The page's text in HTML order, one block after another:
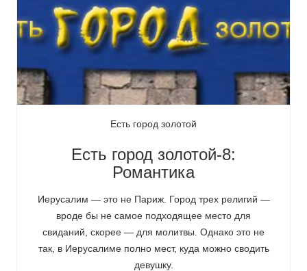
Есть город золотой
Есть город золотой-8:
Романтика
Иерусалим — это не Париж. Город трех религий —
вроде бы не самое подходящее место для
свиданий, скорее — для молитвы. Однако это не
так, в Иерусалиме полно мест, куда можно сводить
девушку.